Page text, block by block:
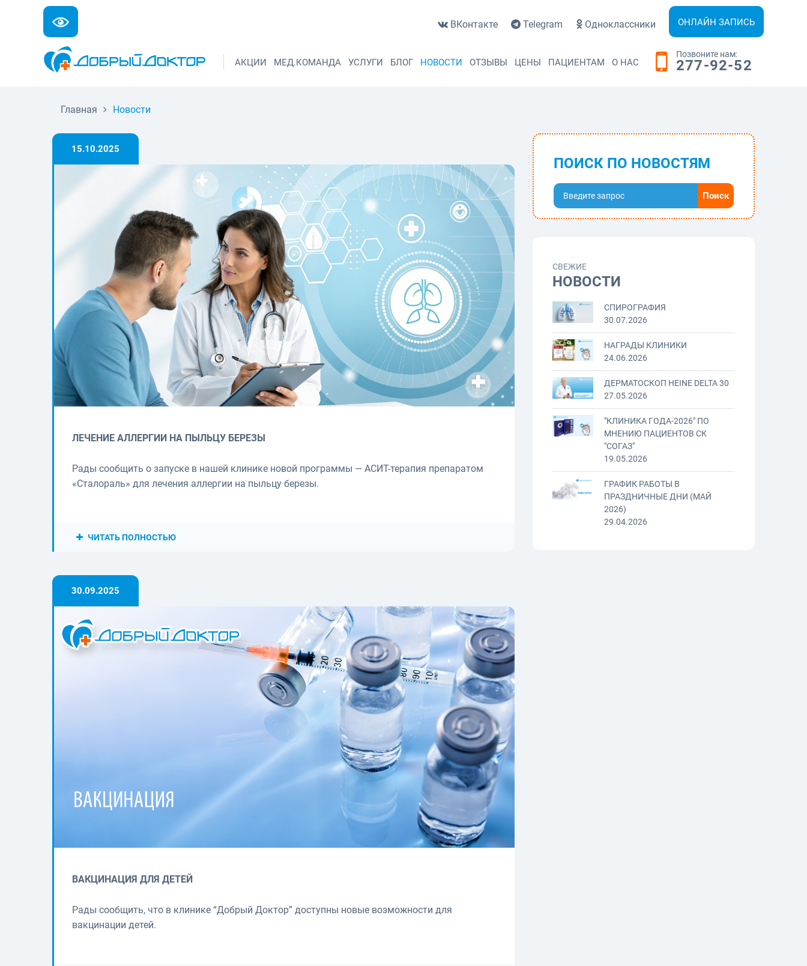
ВКонтакте Telegram Одноклассники ОНЛАЙН ЗАПИСЬ
АКЦИИ МЕД.КОМАНДА УСЛУГИ БЛОГ НОВОСТИ ОТЗЫВЫ ЦЕНЫ ПАЦИЕНТАМ О НАС
Позвоните нам:
277-92-52
Главная Новости
15.10.2025
ЛЕЧЕНИЕ АЛЛЕРГИИ НА ПЫЛЬЦУ БЕРЕЗЫ
Рады сообщить о запуске в нашей клинике новой программы — АСИТ-терапия препаратом
«Сталораль» для лечения аллергии на пыльцу березы.
ЧИТАТЬ ПОЛНОСТЬЮ
30.09.2025
ВАКЦИНАЦИЯ ДЛЯ ДЕТЕЙ
Рады сообщить, что в клинике “Добрый Доктор” доступны новые возможности для
вакцинации детей.
ПОИСК ПО НОВОСТЯМ
СВЕЖИЕ
НОВОСТИ
СПИРОГРАФИЯ
30.07.2026
НАГРАДЫ КЛИНИКИ
24.06.2026
ДЕРМАТОСКОП HEINE DELTA 30
27.05.2026
"КЛИНИКА ГОДА-2026" ПО
МНЕНИЮ ПАЦИЕНТОВ СК
"СОГАЗ"
19.05.2026
ГРАФИК РАБОТЫ В
ПРАЗДНИЧНЫЕ ДНИ (МАЙ
2026)
29.04.2026